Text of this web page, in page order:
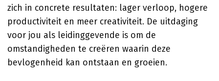
zich in concrete resultaten: lager verloop, hogere
productiviteit en meer creativiteit. De uitdaging
voor jou als leidinggevende is om de
omstandigheden te creëren waarin deze
bevlogenheid kan ontstaan en groeien.